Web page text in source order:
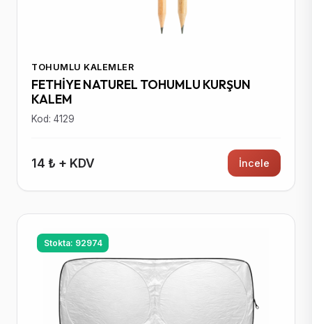
TOHUMLU KALEMLER
FETHİYE NATUREL TOHUMLU KURŞUN
KALEM
Kod: 4129
14 ₺ + KDV İncele
Stokta: 92974